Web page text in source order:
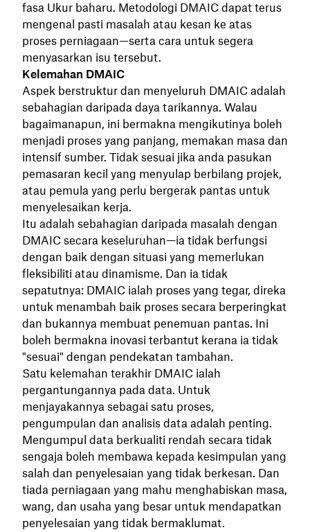
fasa Ukur baharu. Metodologi DMAIC dapat terus
mengenal pasti masalah atau kesan ke atas
proses perniagaan—serta cara untuk segera
menyasarkan isu tersebut.
Kelemahan DMAIC
Aspek berstruktur dan menyeluruh DMAIC adalah
sebahagian daripada daya tarikannya. Walau
bagaimanapun, ini bermakna mengikutinya boleh
menjadi proses yang panjang, memakan masa dan
intensif sumber. Tidak sesuai jika anda pasukan
pemasaran kecil yang menyulap berbilang projek,
atau pemula yang perlu bergerak pantas untuk
menyelesaikan kerja.
Itu adalah sebahagian daripada masalah dengan
DMAIC secara keseluruhan—ia tidak berfungsi
dengan baik dengan situasi yang memerlukan
fleksibiliti atau dinamisme. Dan ia tidak
sepatutnya: DMAIC ialah proses yang tegar, direka
untuk menambah baik proses secara berperingkat
dan bukannya membuat penemuan pantas. Ini
boleh bermakna inovasi terbantut kerana ia tidak
"sesuai" dengan pendekatan tambahan.
Satu kelemahan terakhir DMAIC ialah
pergantungannya pada data. Untuk
menjayakannya sebagai satu proses,
pengumpulan dan analisis data adalah penting.
Mengumpul data berkualiti rendah secara tidak
sengaja boleh membawa kepada kesimpulan yang
salah dan penyelesaian yang tidak berkesan. Dan
tiada perniagaan yang mahu menghabiskan masa,
wang, dan usaha yang besar untuk mendapatkan
penyelesaian yang tidak bermaklumat.